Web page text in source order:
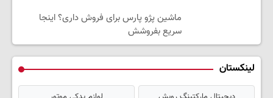
ماشین پژو پارس برای فروش داری؟ اینجا
سریع بفروشش
لینکستان